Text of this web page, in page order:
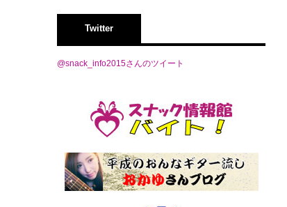
Twitter
@snack_info2015さんのツイート